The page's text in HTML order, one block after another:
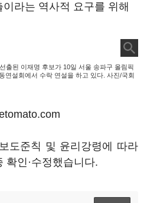
라는 역사적 요구를 위해
출된 이재명 후보가 10일 서울 송파구 올림픽
연설회에서 수락 연설을 하고 있다. 사진/국회
도준칙 및 윤리강령에 따라
확인·수정했습니다.